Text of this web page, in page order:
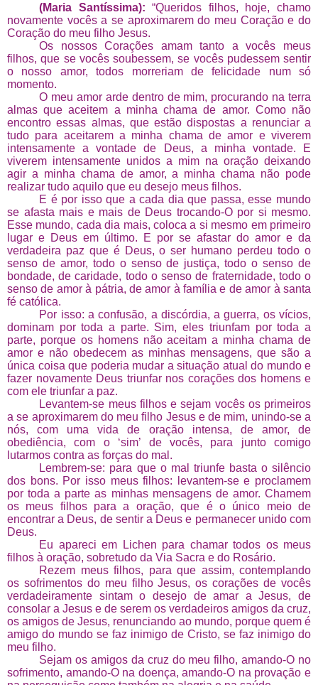
(Maria Santíssima):“Queridos filhos, hoje, chamo
novamente vocês a se aproximarem do meu Coração e do
Coração do meu filho Jesus.
Os nossos Corações amam tanto a vocês meus
filhos, que se vocês soubessem, se vocês pudessem sentir
o nosso amor, todos morreriam de felicidade num só
momento.
O meu amor arde dentro de mim, procurando na terra
almas que aceitem a minha chama de amor. Como não
encontro essas almas, que estão dispostas a renunciar a
tudo para aceitarem a minha chama de amor e viverem
intensamente a vontade de Deus, a minha vontade. E
viverem intensamente unidos a mim na oração deixando
agir a minha chama de amor, a minha chama não pode
realizar tudo aquilo que eu desejo meus filhos.
E é por isso que a cada dia que passa, esse mundo
se afasta mais e mais de Deus trocando-O por si mesmo.
Esse mundo, cada dia mais, coloca a si mesmo em primeiro
lugar e Deus em último. E por se afastar do amor e da
verdadeira paz que é Deus, o ser humano perdeu todo o
senso de amor, todo o senso de justiça, todo o senso de
bondade, de caridade, todo o senso de fraternidade, todo o
senso de amor à pátria, de amor à família e de amor à santa
fé católica.
Por isso: a confusão, a discórdia, a guerra, os vícios,
dominam por toda a parte. Sim, eles triunfam por toda a
parte, porque os homens não aceitam a minha chama de
amor e não obedecem as minhas mensagens, que são a
única coisa que poderia mudar a situação atual do mundo e
fazer novamente Deus triunfar nos corações dos homens e
com ele triunfar a paz.
Levantem-se meus filhos e sejam vocês os primeiros
a se aproximarem do meu filho Jesus e de mim, unindo-se a
nós, com uma vida de oração intensa, de amor, de
obediência, com o ‘sim’ de vocês, para junto comigo
lutarmos contra as forças do mal.
Lembrem-se: para que o mal triunfe basta o silêncio
dos bons. Por isso meus filhos: levantem-se e proclamem
por toda a parte as minhas mensagens de amor. Chamem
os meus filhos para a oração, que é o único meio de
encontrar a Deus, de sentir a Deus e permanecer unido com
Deus.
Eu apareci em Lichen para chamar todos os meus
filhos à oração, sobretudo da Via Sacra e do Rosário.
Rezem meus filhos, para que assim, contemplando
os sofrimentos do meu filho Jesus, os corações de vocês
verdadeiramente sintam o desejo de amar a Jesus, de
consolar a Jesus e de serem os verdadeiros amigos da cruz,
os amigos de Jesus, renunciando ao mundo, porque quem é
amigo do mundo se faz inimigo de Cristo, se faz inimigo do
meu filho.
Sejam os amigos da cruz do meu filho, amando-O no
sofrimento, amando-O na doença, amando-O na provação e